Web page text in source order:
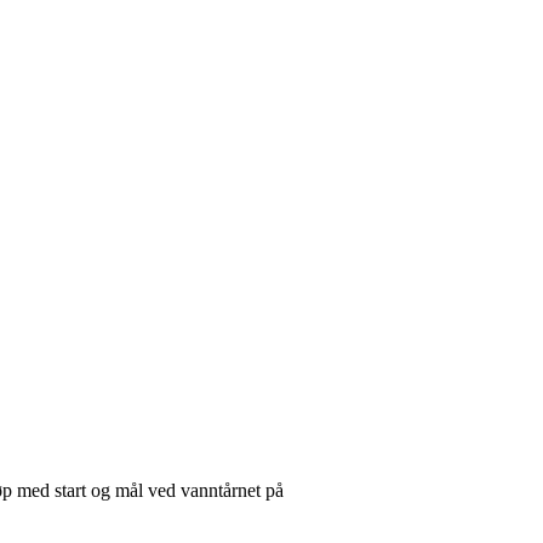
med start og mål ved vanntårnet på